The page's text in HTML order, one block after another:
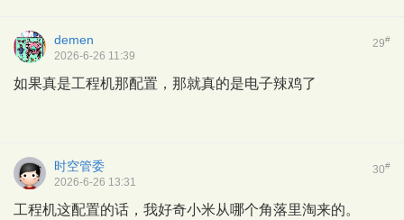
29#
demen
2026-6-26 11:39
如果真是工程机那配置，那就真的是电子辣鸡了
30#
时空管委
2026-6-26 13:31
工程机这配置的话，我好奇小米从哪个角落里淘来的。